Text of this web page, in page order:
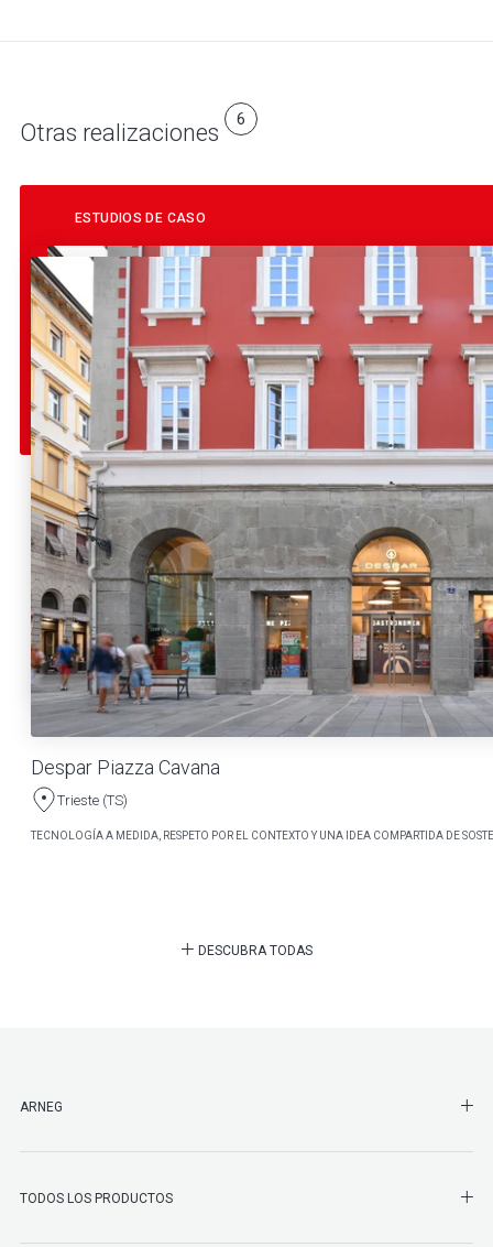
Otras realizaciones 6
ESTUDIOS DE CASO
Despar Piazza Cavana
Trieste (TS)
TECNOLOGÍA A MEDIDA, RESPETO POR EL CONTEXTO Y UNA IDEA COMPARTIDA DE
DESCUBRA TODAS
ARNEG
TODOS LOS PRODUCTOS